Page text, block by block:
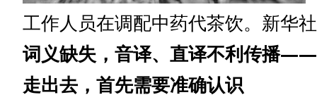
工作人员在调配中药代茶饮。新华
词义缺失，音译、直译不利传播——
走出去，首先需要准确认识